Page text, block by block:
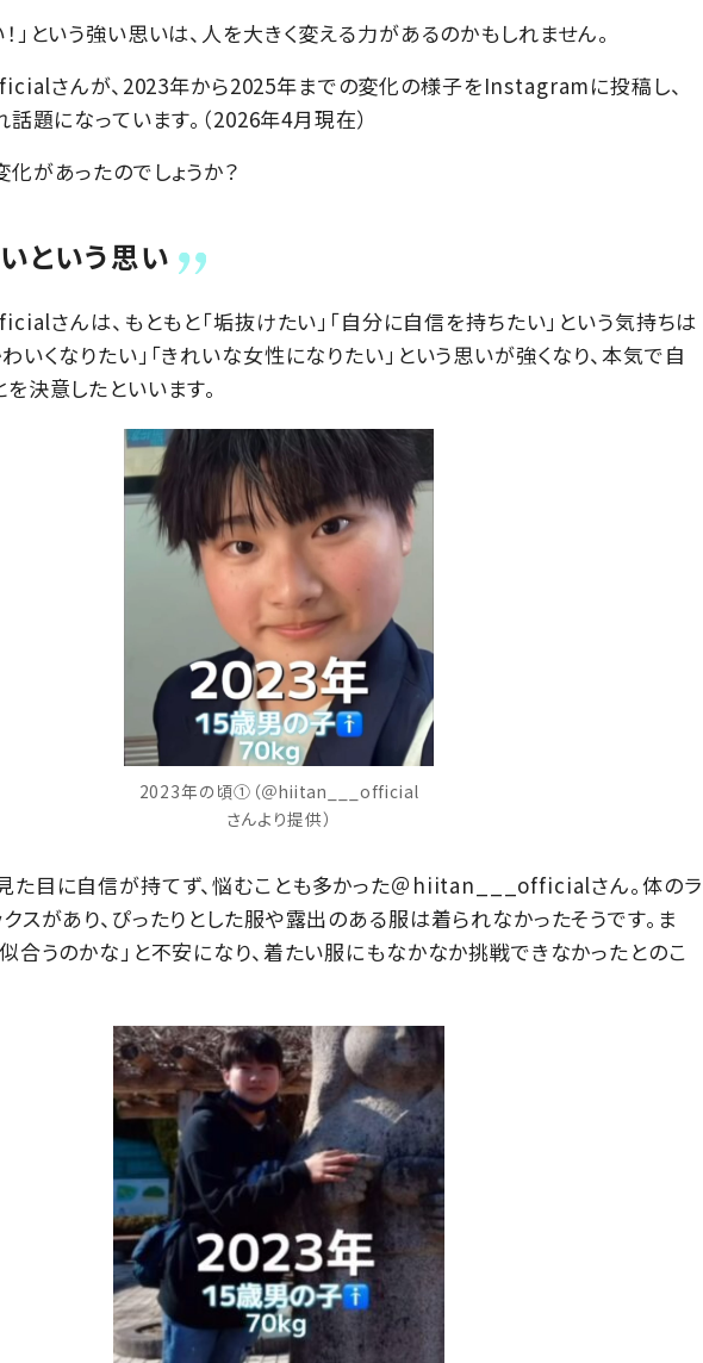
」という強い思いは、人を大きく変える力があるのかもしれません。
さんが、2023年から2025年までの変化の様子をInstagramに投稿し、
題になっています。（2026年4月現在）
があったのでしょうか？
という思い
さんは、もともと「垢抜けたい」「自分に自信を持ちたい」という気持ちは
いくなりたい」「きれいな女性になりたい」という思いが強くなり、本気で自
決意したといいます。
2023年の頃①（＠hiitan___official
さんより提供）
た目に自信が持てず、悩むことも多かった＠hiitan___officialさん。体のラ
スがあり、ぴったりとした服や露出のある服は着られなかったそうです。ま
合うのかな」と不安になり、着たい服にもなかなか挑戦できなかったとのこ